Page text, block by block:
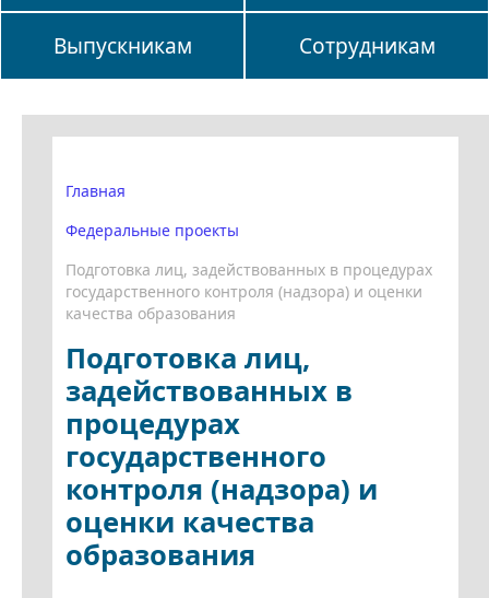
Выпускникам Сотрудникам
Главная
Федеральные проекты
Подготовка лиц, задействованных в процедурах
государственного контроля (надзора) и оценки
качества образования
Подготовка лиц,
задействованных в
процедурах
государственного
контроля (надзора) и
оценки качества
образования